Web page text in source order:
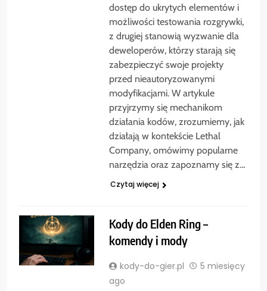
dostęp do ukrytych elementów i
możliwości testowania rozgrywki,
z drugiej stanowią wyzwanie dla
deweloperów, którzy starają się
zabezpieczyć swoje projekty
przed nieautoryzowanymi
modyfikacjami. W artykule
przyjrzymy się mechanikom
działania kodów, zrozumiemy, jak
działają w kontekście Lethal
Company, omówimy popularne
narzędzia oraz zapoznamy się z…
Czytaj więcej
Kody do Elden Ring –
komendy i mody
kody-do-gier.pl
5 miesięcy
ago